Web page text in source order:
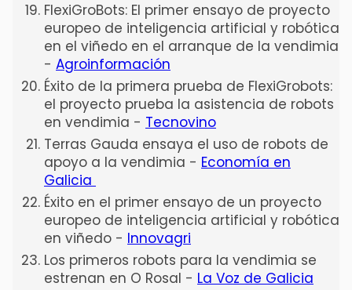
FlexiGroBots: El primer ensayo de proyecto
europeo de inteligencia artificial y robótica
en el viñedo en el arranque de la vendimia
- Agroinformación
Éxito de la primera prueba de FlexiGrobots:
el proyecto prueba la asistencia de robots
en vendimia - Tecnovino
Terras Gauda ensaya el uso de robots de
apoyo a la vendimia - Economía en
Galicia
Éxito en el primer ensayo de un proyecto
europeo de inteligencia artificial y robótica
en viñedo - Innovagri
Los primeros robots para la vendimia se
estrenan en O Rosal - La Voz de Galicia